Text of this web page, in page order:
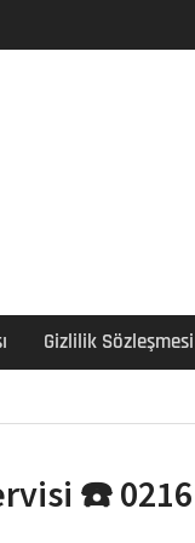
Gizlilik Sözleşmesi
☎️ 0216